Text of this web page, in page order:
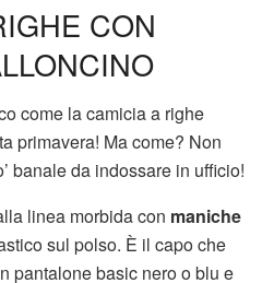
CON
come la camicia a righe
primavera! Ma come? Non
banale da indossare in ufficio!
linea morbida con maniche
sul polso. È il capo che
pantalone basic nero o blu e